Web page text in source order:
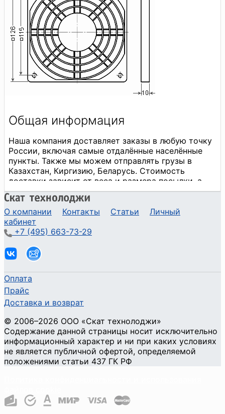
О компании Контакты Статьи
Личный
кабинет
+7 (495) 663-73-29
Оплата
Прайс
Доставка и возврат
© 2006–2026 ООО «Скат технолоджи»
Содержание данной страницы носит исключительно
информационный характер и ни при каких условиях
не является публичной офертой, определяемой
положениями статьи 437 ГК РФ